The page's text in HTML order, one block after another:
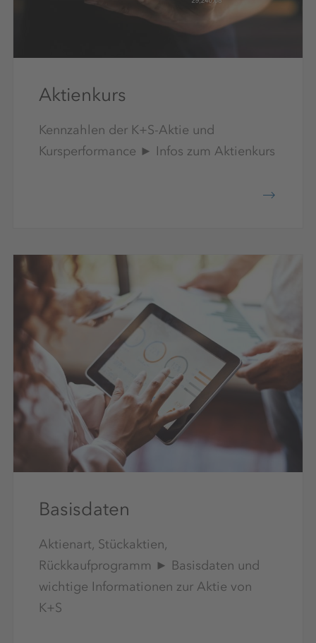
Aktienkurs
Kennzahlen der K+S-Aktie und
Kursperformance ► Infos zum Aktienkurs
Basisdaten
Aktienart, Stückaktien,
Rückkaufprogramm ► Basisdaten und
wichtige Informationen zur Aktie von
K+S